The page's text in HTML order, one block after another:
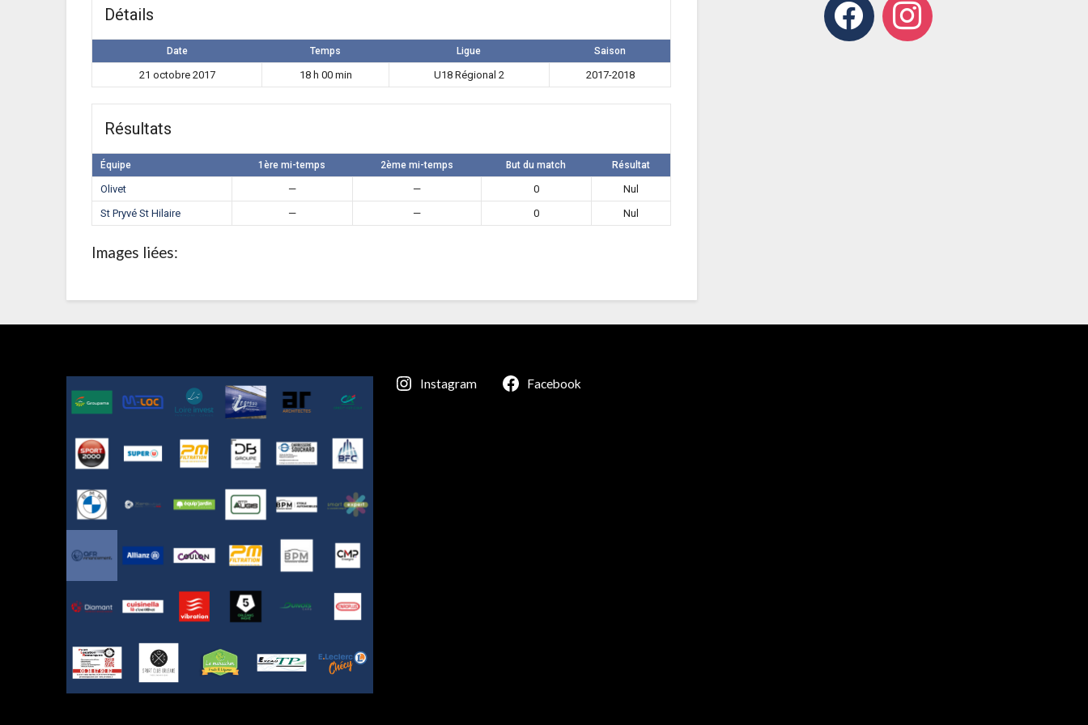
Détails
Date Temps Ligue Saison
21 octobre 2017 18 h 00 min U18 Régional 2 2017-2018
Résultats
Équipe 1ère mi-temps 2ème mi-temps But du match Résultat
Olivet — — 0
Nul
St Pryvé St Hilaire
— — 0 Nul
Images liées:
Instagram Facebook